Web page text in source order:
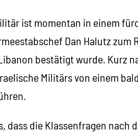
ist momentan in einem
Dan Halutz
bestätigt wurde. Kurz
Militärs von einem
dass die Klassenfragen nach